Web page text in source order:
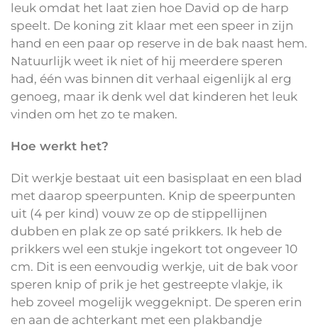
leuk omdat het laat zien hoe David op de harp
speelt. De koning zit klaar met een speer in zijn
hand en een paar op reserve in de bak naast hem.
Natuurlijk weet ik niet of hij meerdere speren
had, één was binnen dit verhaal eigenlijk al erg
genoeg, maar ik denk wel dat kinderen het leuk
vinden om het zo te maken.
Hoe werkt het?
Dit werkje bestaat uit een basisplaat en een blad
met daarop speerpunten. Knip de speerpunten
uit (4 per kind) vouw ze op de stippellijnen
dubben en plak ze op saté prikkers. Ik heb de
prikkers wel een stukje ingekort tot ongeveer 10
cm. Dit is een eenvoudig werkje, uit de bak voor
speren knip of prik je het gestreepte vlakje, ik
heb zoveel mogelijk weggeknipt. De speren erin
en aan de achterkant met een plakbandje